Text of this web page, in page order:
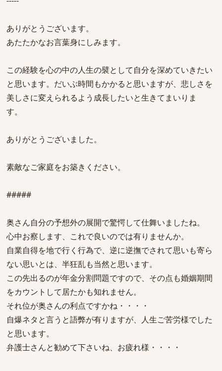
ありがとうございます。
あたたかなお言葉身にしみます。
この経験を心の中の人生の襞として自分を深めていきたい
と思います。だいぶ時間もかかると思いますが、悲しさを
美しさに変えられるよう成長したいと生きてまいりま
す。
ありがとうございました。
素敵なご家庭をお築きください。
#####
奥さん自分の予想外の展開で驚愕して仕舞いましたね。
心中お察します、これで良いのでは有りませんか。
自業自得を地で行く行為で、逆に逆撫でされて思いも寄ら
ない思いとは、半狂乱も当然と思います。
この先出るのが年金分割問題ですので、その点も婚姻期間
をカウントして居たかも知れません。
それ位が奥さんの利点ですかね・・・・
自爆ネタと言うと語弊が有りますが、人生ご苦労様でした
と思います。
弁護士さんと勧めて下さいね、お疲れ様・・・・